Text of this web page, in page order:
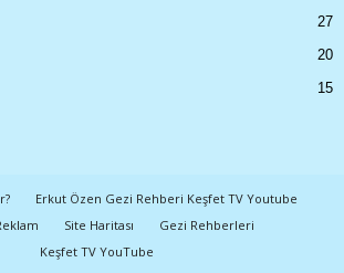
27
20
15
Erkut Özen Gezi Rehberi Keşfet TV Youtube
Site Haritası
Gezi Rehberleri
Keşfet TV YouTube